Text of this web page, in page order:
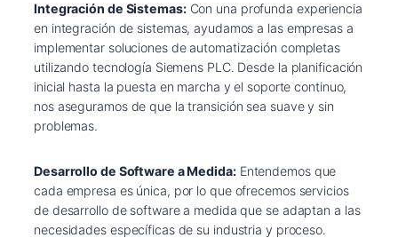
Integración de Sistemas:Con una profunda experiencia
en integración de sistemas, ayudamos a las empresas a
implementar soluciones de automatización completas
utilizando tecnología Siemens PLC. Desde la planificación
inicial hasta la puesta en marcha y el soporte continuo,
nos aseguramos de que la transición sea suave y sin
problemas.
Desarrollo de Software a Medida:Entendemos que
cada empresa es única, por lo que ofrecemos servicios
de desarrollo de software a medida que se adaptan a las
necesidades específicas de su industria y proceso.